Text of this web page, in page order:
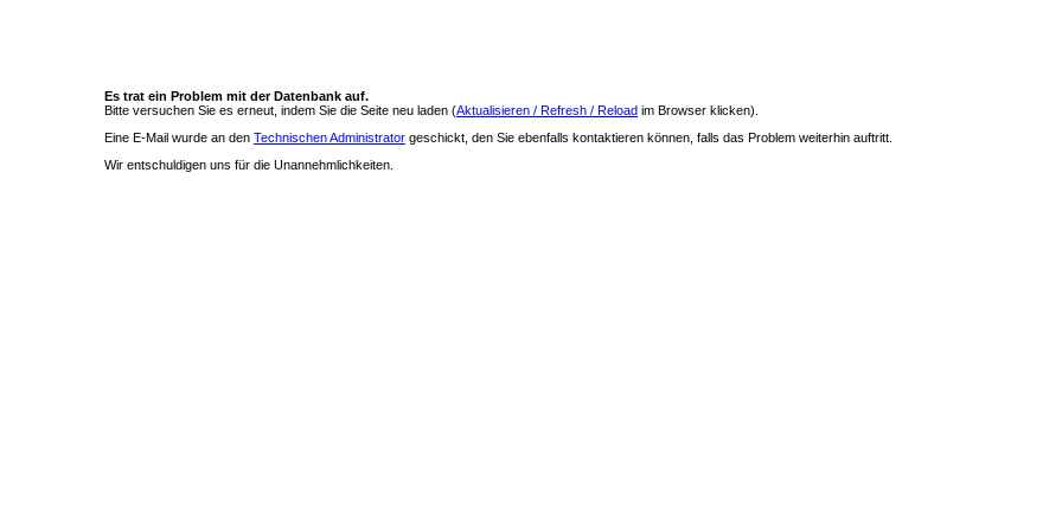
Es trat ein Problem mit der Datenbank auf.
Bitte versuchen Sie es erneut, indem Sie die Seite neu laden (Aktualisieren / Refresh / Reload im Browser klicken).
Eine E-Mail wurde an den Technischen Administrator geschickt, den Sie ebenfalls kontaktieren können, falls das Problem weiterhin auftritt.
Wir entschuldigen uns für die Unannehmlichkeiten.